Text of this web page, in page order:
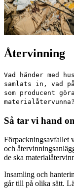
Återvinning
Vad händer med
samlats in, vad
som producent
materialåtervunna?
Så tar vi hand
Förpackningsavfallet
och
de ska
Insamling och
går till på olika sätt.